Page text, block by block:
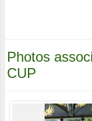
Photos
CUP